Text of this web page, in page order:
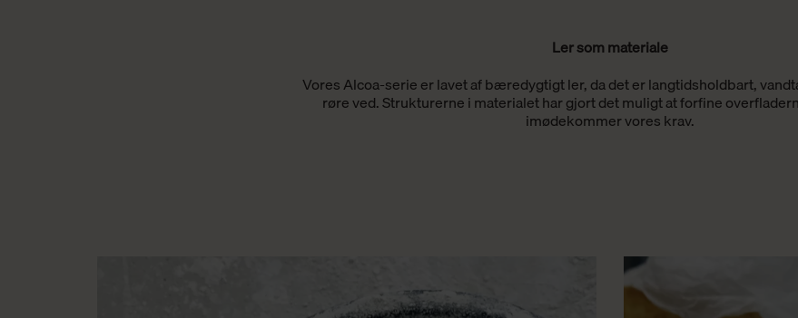
Ler som materiale
Vores Alcoa-serie er lavet af bæredygtigt ler, da det er langtidsholdbart,
røre ved. Strukturerne i materialet har gjort det muligt at forfine
imødekommer vores krav.